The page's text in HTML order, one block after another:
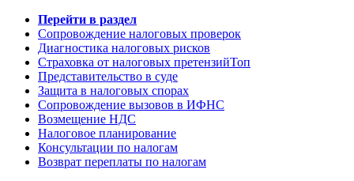
Перейти в раздел
Сопровождение налоговых проверок
Диагностика налоговых рисков
Страховка от налоговых претензийТоп
Представительство в суде
Защита в налоговых спорах
Сопровождение вызовов в ИФНС
Возмещение НДС
Налоговое планирование
Консультации по налогам
Возврат переплаты по налогам